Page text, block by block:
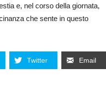
e, nel corso della giornata,
che sente in questo
Twitter Email